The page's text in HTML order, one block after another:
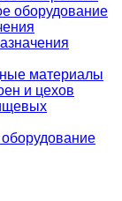
оборудование
материалы
и цехов